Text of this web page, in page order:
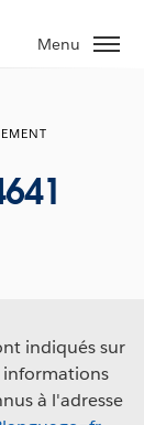
Menu
indiqués sur
informations
à l'adresse